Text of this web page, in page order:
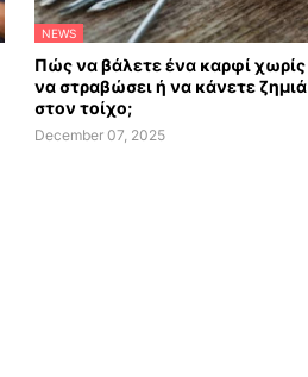
NEWS
Πώς να βάλετε ένα καρφί χωρίς
να στραβώσει ή να κάνετε ζημιά
στον τοίχο;
December 07, 2025